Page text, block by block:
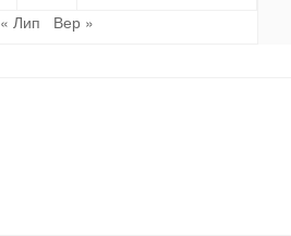
« Лип
Вер »